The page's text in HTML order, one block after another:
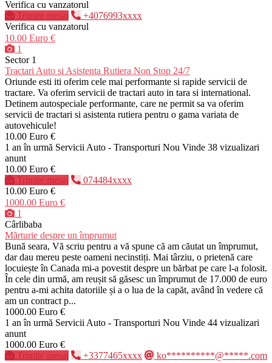
Verifica cu vanzatorul
Trimite mesaj
+4076993xxxx
Verifica cu vanzatorul
10.00 Euro €
1
Sector 1
Tractari Auto si Asistenta Rutiera Non Stop 24/7
Oriunde esti iti oferim cele mai performante si rapide servicii de
tractare. Va oferim servicii de tractari auto in tara si international.
Detinem autospeciale performante, care ne permit sa va oferim
servicii de tractari si asistenta rutiera pentru o gama variata de
autovehicule!
10.00 Euro €
1 an în urmă Servicii Auto - Transporturi Nou Vinde 38 vizualizari
anunt
10.00 Euro €
Trimite mesaj
074484xxxx
10.00 Euro €
1000.00 Euro €
1
Cârlibaba
Mărturie despre un împrumut
Bună seara, Vă scriu pentru a vă spune că am căutat un împrumut,
dar dau mereu peste oameni necinstiți. Mai târziu, o prietenă care
locuiește în Canada mi-a povestit despre un bărbat pe care l-a folosit.
În cele din urmă, am reușit să găsesc un împrumut de 17.000 de euro
pentru a-mi achita datoriile și a o lua de la capăt, având în vedere că
am un contract p...
1000.00 Euro €
1 an în urmă Servicii Auto - Transporturi Nou Vinde 44 vizualizari
anunt
1000.00 Euro €
Trimite mesaj
+3377465xxxx
ko**********@*****.com